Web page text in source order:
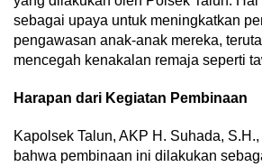
sebagai upaya untuk meningkatkan
pengawasan anak-anak mereka,
mencegah kenakalan remaja seperti
Harapan dari Kegiatan Pembinaan
Kapolsek Talun, AKP H. Suhada,
bahwa pembinaan ini dilakukan